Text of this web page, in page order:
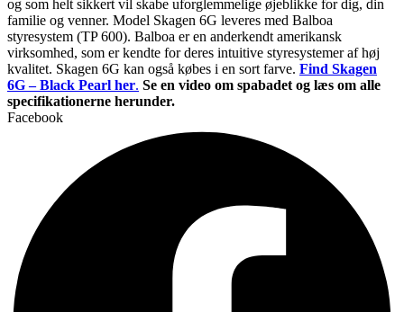
og som helt sikkert vil skabe uforglemmelige øjeblikke for dig, din
familie og venner. Model Skagen 6G leveres med Balboa
styresystem (TP 600). Balboa er en anderkendt amerikansk
virksomhed, som er kendte for deres intuitive styresystemer af høj
kvalitet. Skagen 6G kan også købes i en sort farve. Find Skagen
6G – Black Pearl her. Se en video om spabadet og læs om alle
specifikationerne herunder.
Facebook